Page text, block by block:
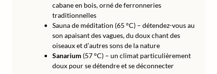
cabane en bois, orné de ferronneries
traditionnelles
Sauna de méditation (65 °C) – détendez-vous au
son apaisant des vagues, du doux chant des
oiseaux et d’autres sons de la nature
Sanarium (57 °C) – un climat particulièrement
doux pour se détendre et se déconnecter